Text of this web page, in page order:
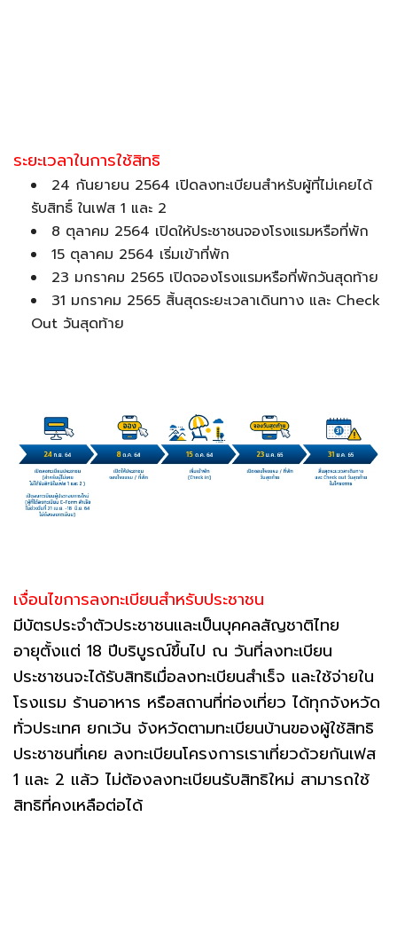
ระยะเวลาในการใช้สิทธิ
24 กันยายน 2564 เปิดลงทะเบียนสำหรับผู้ที่ไม่เคยได้
รับสิทธิ์ ในเฟส 1 และ 2
8 ตุลาคม 2564 เปิดให้ประชาชนจองโรงแรมหรือที่พัก
15 ตุลาคม 2564 เริ่มเข้าที่พัก
23 มกราคม 2565 เปิดจองโรงแรมหรือที่พักวันสุดท้าย
31 มกราคม 2565 สิ้นสุดระยะเวลาเดินทาง และ Check
Out วันสุดท้าย
เงื่อนไขการลงทะเบียนสำหรับประชาชน
มีบัตรประจำตัวประชาชนและเป็นบุคคลสัญชาติไทย
อายุตั้งแต่ 18 ปีบริบูรณ์ขึ้นไป ณ วันที่ลงทะเบียน
ประชาชนจะได้รับสิทธิเมื่อลงทะเบียนสำเร็จ และใช้จ่ายใน
โรงแรม ร้านอาหาร หรือสถานที่ท่องเที่ยว ได้ทุกจังหวัด
ทั่วประเทศ ยกเว้น จังหวัดตามทะเบียนบ้านของผู้ใช้สิทธิ
ประชาชนที่เคย ลงทะเบียนโครงการเราเที่ยวด้วยกันเฟส
1 และ 2 แล้ว ไม่ต้องลงทะเบียนรับสิทธิใหม่ สามารถใช้
สิทธิที่คงเหลือต่อได้